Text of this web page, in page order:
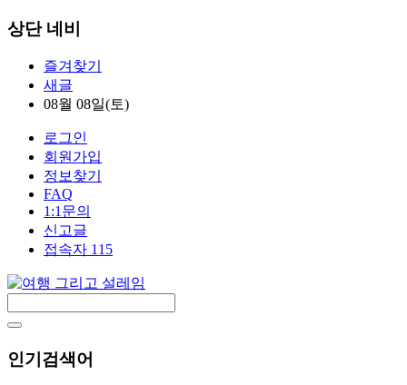
상단 네비
즐겨찾기
새글
08월 08일(토)
로그인
회원가입
정보찾기
FAQ
1:1문의
신고글
접속자 115
인기검색어